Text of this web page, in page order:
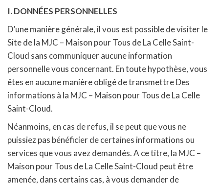
I. DONNÉES PERSONNELLES
D’une manière générale, il vous est possible de visiter le
Site de la MJC – Maison pour Tous de La Celle Saint-
Cloud sans communiquer aucune information
personnelle vous concernant. En toute hypothèse, vous
êtes en aucune manière obligé de transmettre Des
informations à la MJC – Maison pour Tous de La Celle
Saint-Cloud.
Néanmoins, en cas de refus, il se peut que vous ne
puissiez pas bénéficier de certaines informations ou
services que vous avez demandés. A ce titre, la MJC –
Maison pour Tous de La Celle Saint-Cloud peut être
amenée, dans certains cas, à vous demander de